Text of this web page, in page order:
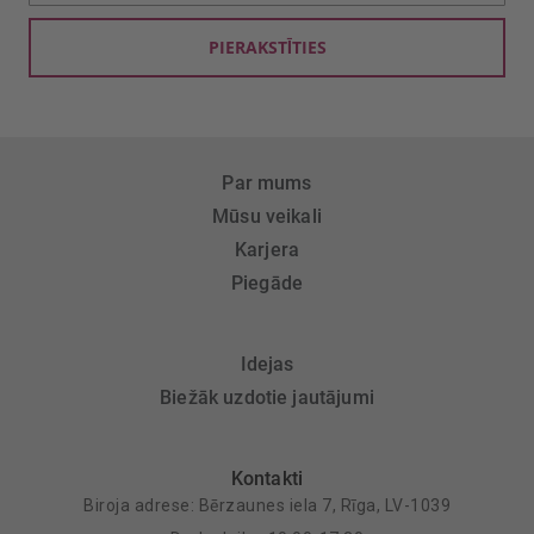
saņemšanai:
PIERAKSTĪTIES
Par mums
Mūsu veikali
Karjera
Piegāde
Idejas
Biežāk uzdotie jautājumi
Kontakti
Biroja adrese: Bērzaunes iela 7, Rīga, LV-1039